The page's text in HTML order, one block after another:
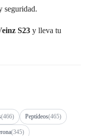
seguridad.
S23 y lleva tu
(466) Peptídeos(465)
(345)